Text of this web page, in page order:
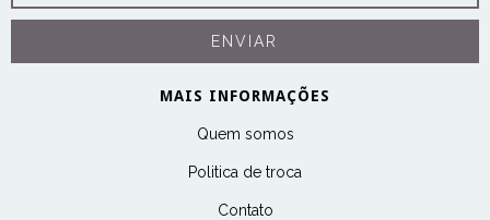
MAIS INFORMAÇÕES
Quem somos
Politica de troca
Contato